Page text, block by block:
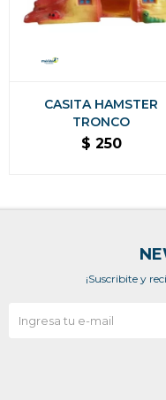
CASITA HAMSTER
TRONCO
$ 250
¡Suscribite y